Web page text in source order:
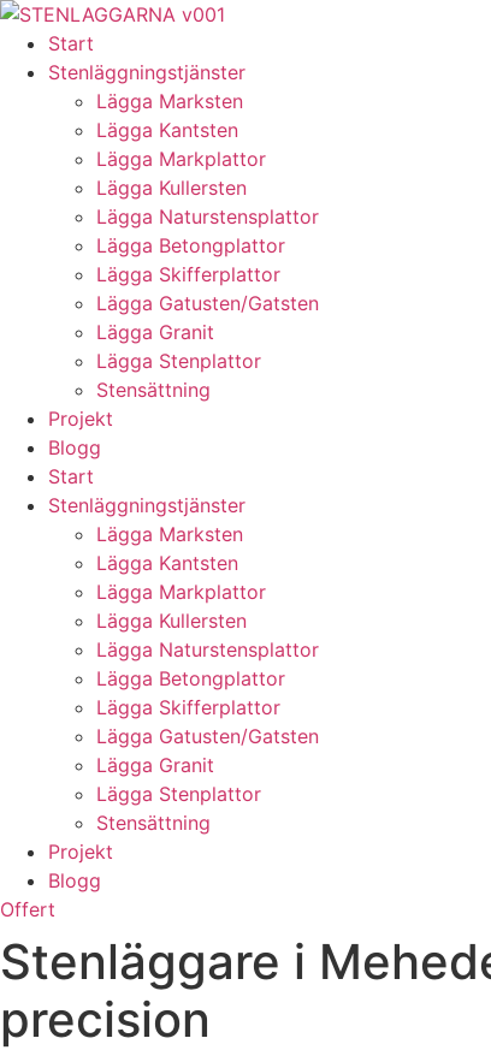
Skip
content
Start
Stenläggningstjänster
Lägga Marksten
Lägga Kantsten
Lägga Markplattor
Lägga Kullersten
Lägga Naturstensplattor
Lägga Betongplattor
Lägga Skifferplattor
Lägga Gatusten/Gatsten
Lägga Granit
Lägga Stenplattor
Stensättning
Projekt
Blogg
Start
Stenläggningstjänster
Lägga Marksten
Lägga Kantsten
Lägga Markplattor
Lägga Kullersten
Lägga Naturstensplattor
Lägga Betongplattor
Lägga Skifferplattor
Lägga Gatusten/Gatsten
Lägga Granit
Lägga Stenplattor
Stensättning
Projekt
Blogg
Offert
Stenläggare i
precision